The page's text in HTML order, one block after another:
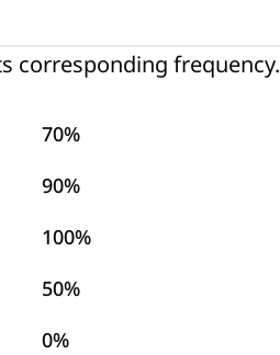
corresponding frequency.
70%
90%
100%
50%
0%